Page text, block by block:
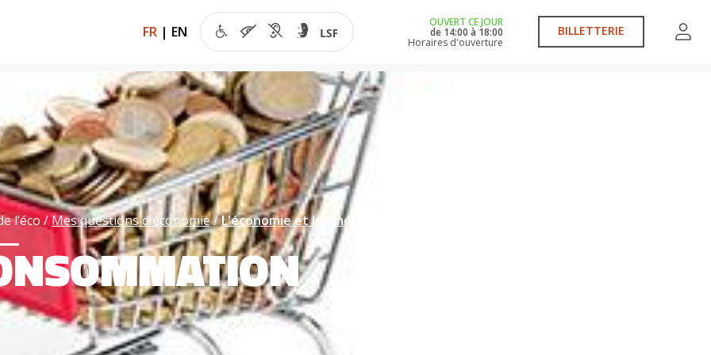
FR | EN
OUVERT CE JOUR
de 14:00 à 18:00
Horaires d'ouverture
BILLETTERIE
l’éco Mes questions d'économie L'économie et les ménages